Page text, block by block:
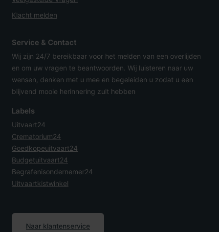
Klacht melden
Service & Contact
Wij zijn 24/7 bereikbaar voor het melden van een overlijden
en om uw vragen te beantwoorden. Wij luisteren naar uw
wensen, denken met u mee en begeleiden u zodat u een
blijvend mooie herinnering zult hebben
Labels
Uitvaart24
Crematorium24
Goedkopeuitvaart24
Budgetuitvaart24
Begrafenisondernemer24
Uitvaartkistwinkel
Naar klantenservice